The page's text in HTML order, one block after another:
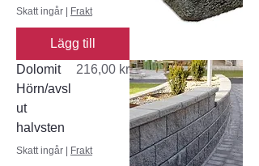
Skatt ingår Frakt
Lägg till
Dolomit
Hörn/avsl
ut
halvsten
Pris
216,00 kr
Skatt ingår Frakt